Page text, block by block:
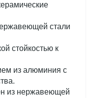
стали
стойкостью к
из алюминия с
из нержавеющей